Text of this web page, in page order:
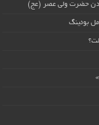
حضرت ولی عصر (عج)
بوئینگ